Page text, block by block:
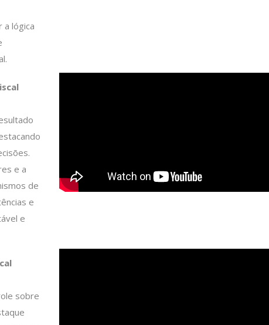
lógica
e a
de
e
e
sobre